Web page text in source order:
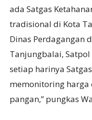
ada Satgas
tradisional di Kota
Dinas Perdagangan
Tanjungbalai, Satpol
setiap harinya
memonitoring harga
pangan,” pungkas